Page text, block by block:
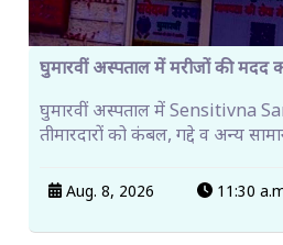
घुमारवीं अस्पताल में मरीजों की मदद
घुमारवीं अस्पताल में Sensitivna
तीमारदारों को कंबल, गद्दे व अन्य
Aug. 8, 2026 11:30